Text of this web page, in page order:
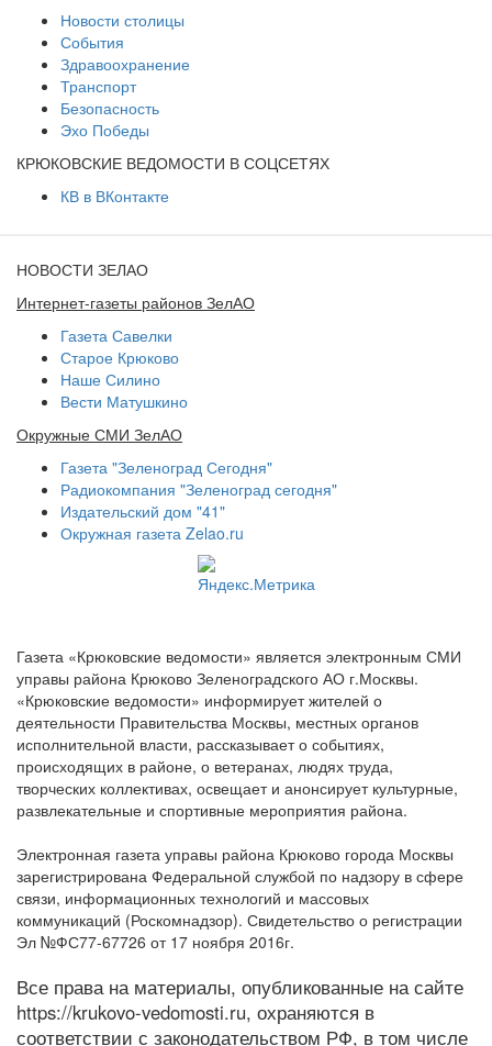
Новости столицы
События
Здравоохранение
Транспорт
Безопасность
Эхо Победы
КРЮКОВСКИЕ ВЕДОМОСТИ В СОЦСЕТЯХ
КВ в ВКонтакте
НОВОСТИ ЗЕЛАО
Интернет-газеты районов ЗелАО
Газета Савелки
Старое Крюково
Наше Силино
Вести Матушкино
Окружные СМИ ЗелАО
Газета "Зеленоград Сегодня"
Радиокомпания "Зеленоград сегодня"
Издательский дом "41"
Окружная газета Zelao.ru
Газета «Крюковские ведомости» является электронным СМИ
управы района Крюково Зеленоградского АО г.Москвы.
«Крюковские ведомости» информирует жителей о
деятельности Правительства Москвы, местных органов
исполнительной власти, рассказывает о событиях,
происходящих в районе, о ветеранах, людях труда,
творческих коллективах, освещает и анонсирует культурные,
развлекательные и спортивные мероприятия района.
Электронная газета управы района Крюково города Москвы
зарегистрирована Федеральной службой по надзору в сфере
связи, информационных технологий и массовых
коммуникаций (Роскомнадзор). Свидетельство о регистрации
Эл №ФС77-67726 от 17 ноября 2016г.
Все права на материалы, опубликованные на сайте
https://krukovo-vedomosti.ru, охраняются в
соответствии с законодательством РФ, в том числе